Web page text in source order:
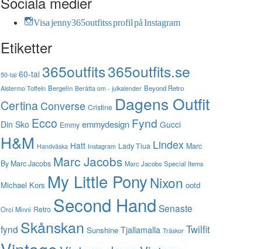
Visa jenny365outfitss profil på Instagram
Etiketter
50-tal 60-tal 365outfits365outfits.se
Alstermo Toffeln Bergelin Berätta om - julkalender Beyond Retro
CertinaConverse Cristine Dagens Outfit
Din Sko Ecco Emmy emmydesign Fynd Gucci
H&M Handväska Hatt Instagram Lady Tiua Lindex Marc
By Marc Jacobs Marc Jacobs Marc Jacobs Special Items
Michael Kors My Little PonyNixon ootd
Orci Minni Retro Second Hand Senaste
fynd Skånskan Sunshine Tjallamalla Träskor Twilfit